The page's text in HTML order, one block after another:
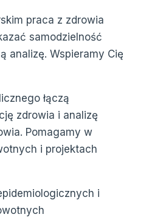
praca z zdrowia
samodzielność
analizę. Wspieramy Cię
łączą
zdrowia i analizę
Pomagamy w
i projektach
i